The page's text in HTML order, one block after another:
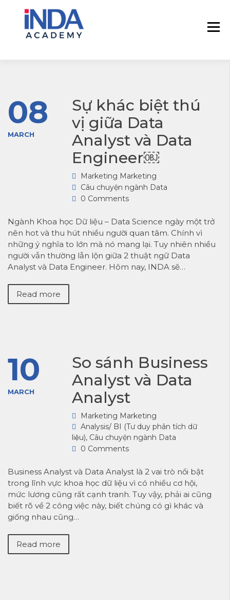
LIỆU & AI INSIGHT
hàng – bảo hiểm – chứng khoán và
08
MARCH
Sự khác biệt thú
vị giữa Data
Analyst và Data
Engineer￼
Marketing Marketing
Câu chuyện ngành Data
0 Comments
Ngành Khoa học Dữ liệu – Data Science ngày một trở
nên hot và thu hút nhiều người quan tâm. Chính vì
những ý nghĩa to lớn mà nó mang lại. Tuy nhiên nhiều
người vẫn thường lẫn lộn giữa 2 thuật ngữ Data
Analyst và Data Engineer. Hôm nay, INDA sẽ…
Read more
10
MARCH
So sánh Business
Analyst và Data
Analyst
Marketing Marketing
Analysis/ BI (Tư duy phân tích dữ
liệu), Câu chuyện ngành Data
0 Comments
Business Analyst và Data Analyst là 2 vai trò nổi bật
trong lĩnh vực khoa học dữ liệu vì có nhiều cơ hội,
mức lương cũng rất cạnh tranh. Tuy vậy, phải ai cũng
biết rõ về 2 công việc này, biết chúng có gì khác và
giống nhau cũng…
Read more